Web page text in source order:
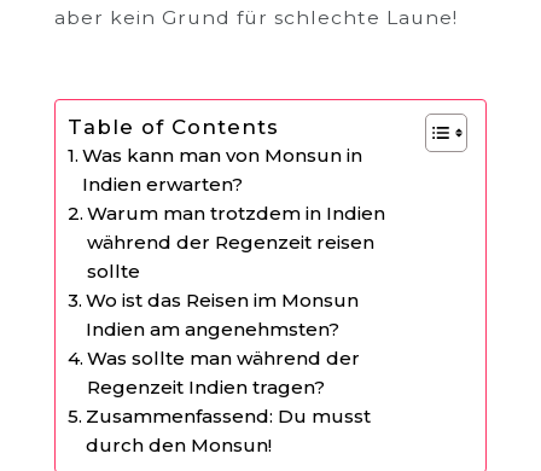
aber kein Grund für schlechte Laune!
Table of Contents
Was kann man von Monsun in
Indien erwarten?
Warum man trotzdem in Indien
während der Regenzeit reisen
sollte
Wo ist das Reisen im Monsun
Indien am angenehmsten?
Was sollte man während der
Regenzeit Indien tragen?
Zusammenfassend: Du musst
durch den Monsun!